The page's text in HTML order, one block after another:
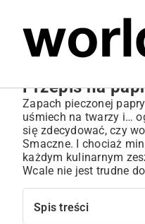
Przepis na
Zapach pieczonej
uśmiech na twarzy i…
się zdecydować, czy
Smaczne. I chociaż
każdym kulinarnym
Wcale nie jest trudne
Spis treści